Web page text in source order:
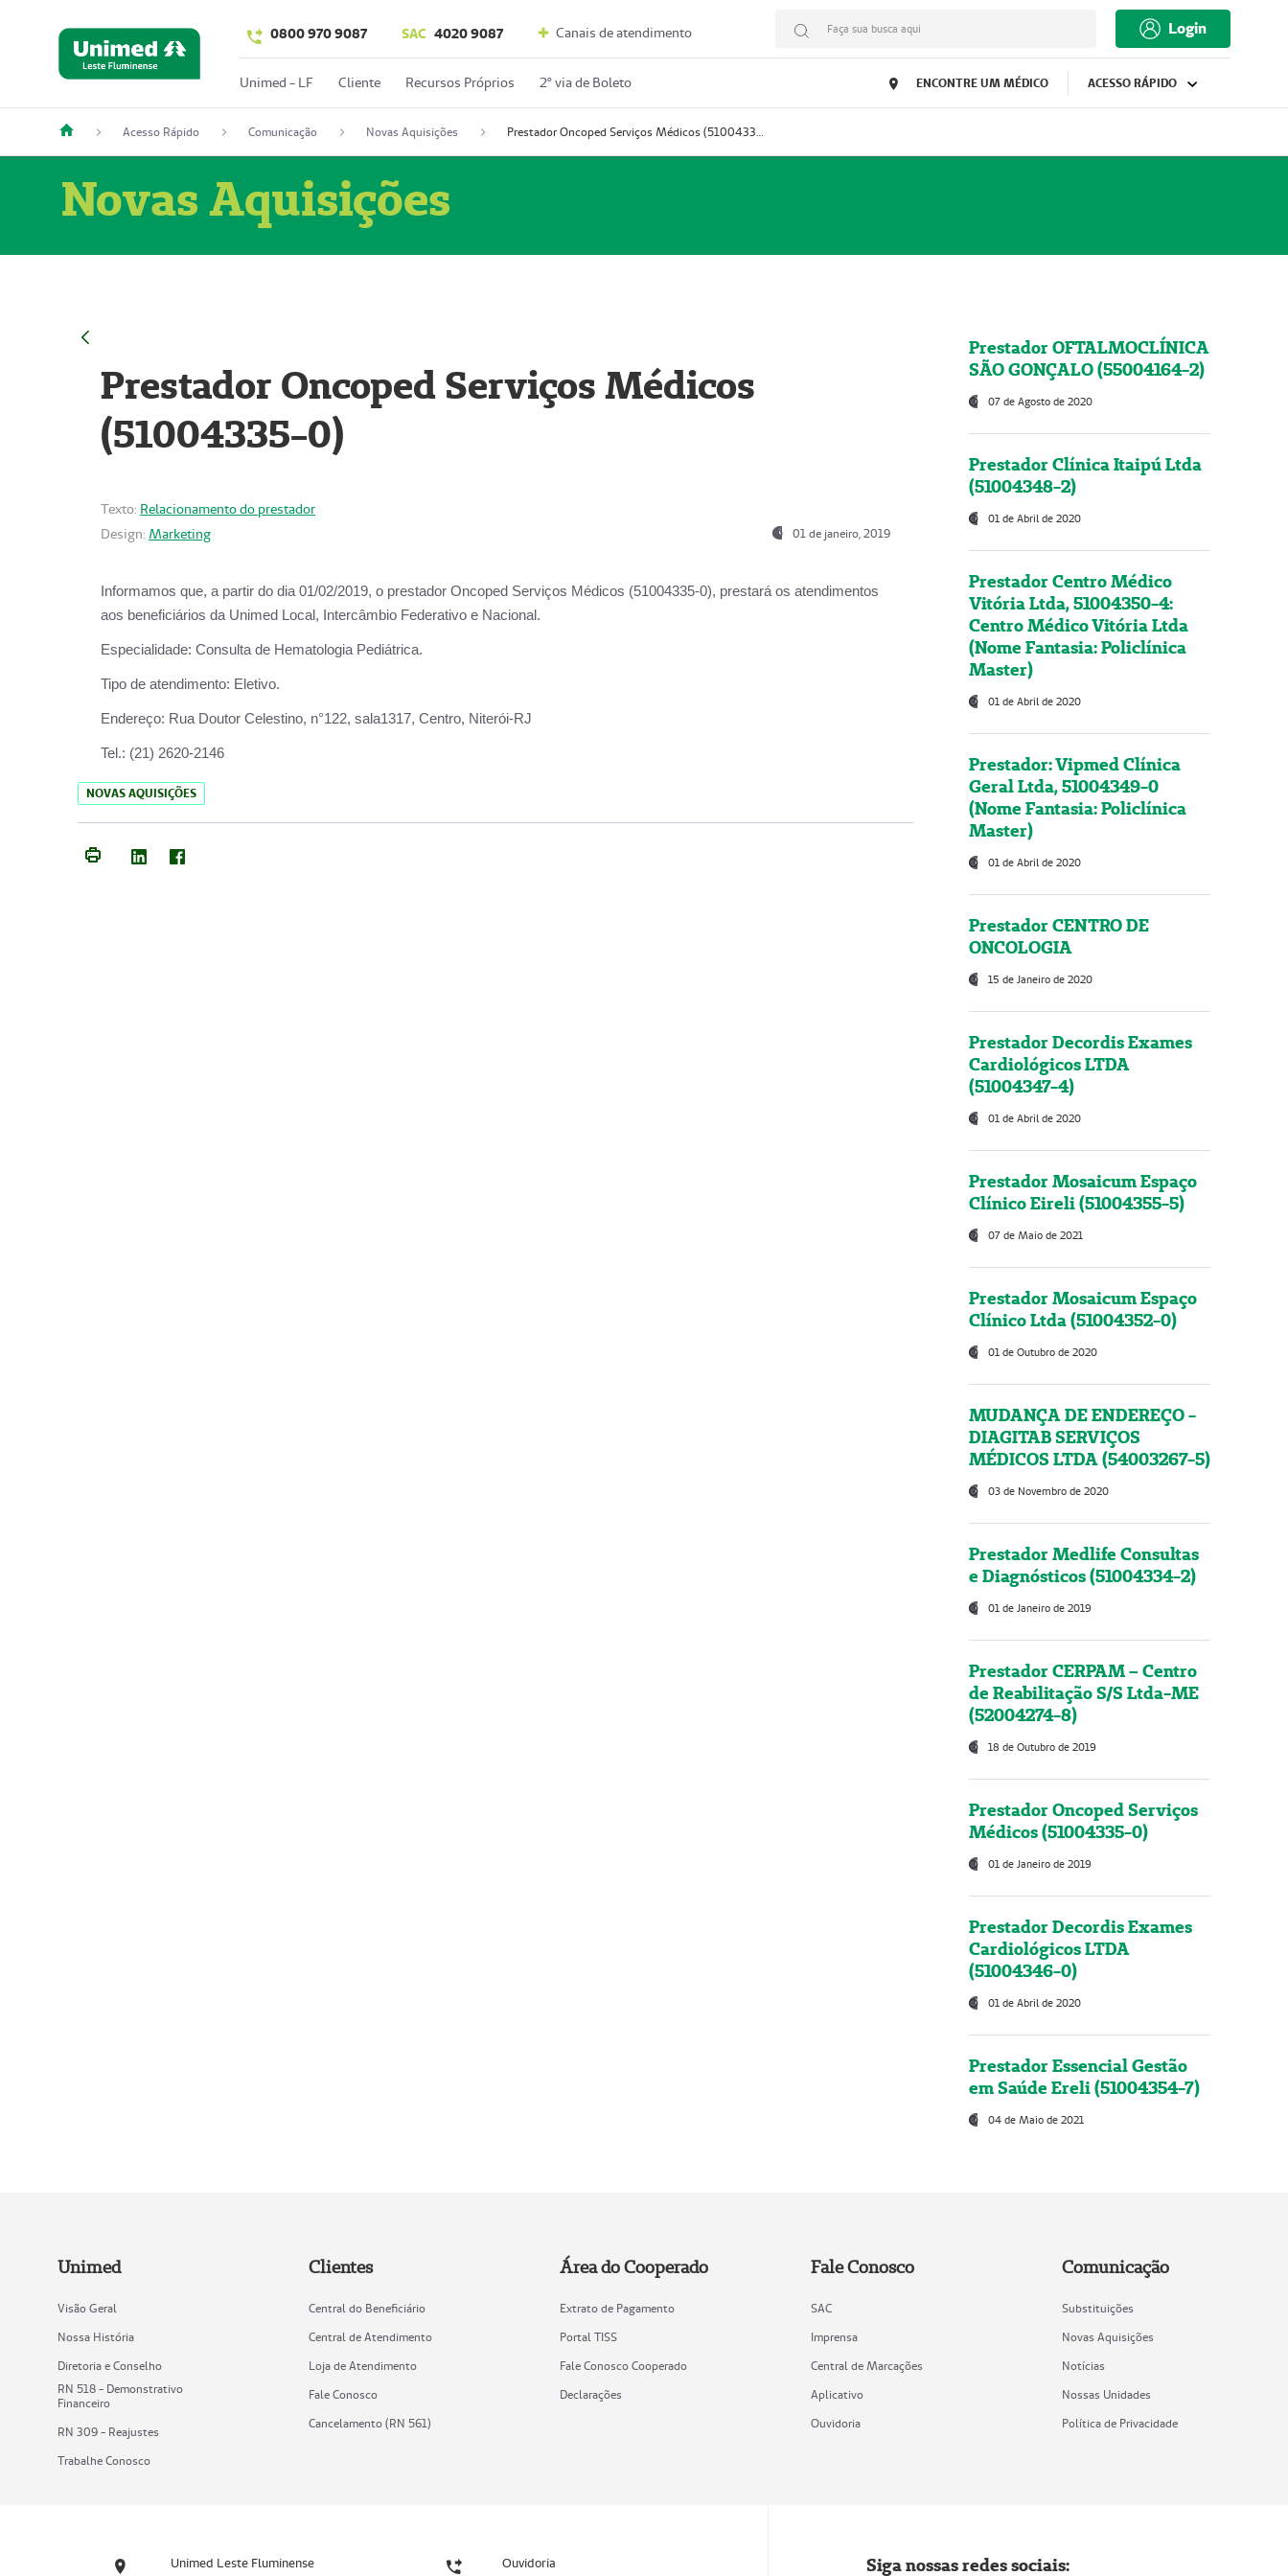
0800 970 9087 SAC 4020 9087 Canais de atendimento Faça sua busca aqui Login
Unimed - LF Cliente Recursos Próprios 2º via de Boleto ENCONTRE UM MÉDICO ACESSO RÁPIDO
Acesso Rápido Comunicação Novas Aquisições Prestador Oncoped Serviços Médicos (51004335-0)
Novas Aquisições
Prestador Oncoped Serviços Médicos
(51004335-0)
Texto: Relacionamento do prestador
Design: Marketing 01 de janeiro, 2019
Informamos que, a partir do dia 01/02/2019, o prestador Oncoped Serviços Médicos (51004335-0), prestará os atendimentos
aos beneficiários da Unimed Local, Intercâmbio Federativo e Nacional.
Especialidade: Consulta de Hematologia Pediátrica.
Tipo de atendimento: Eletivo.
Endereço: Rua Doutor Celestino, n°122, sala1317, Centro, Niterói-RJ
Tel.: (21) 2620-2146
NOVAS AQUISIÇÕES
Prestador OFTALMOCLÍNICA
SÃO GONÇALO (55004164-2)
07 de Agosto de 2020
Prestador Clínica Itaipú Ltda
(51004348-2)
01 de Abril de 2020
Prestador Centro Médico
Vitória Ltda, 51004350-4:
Centro Médico Vitória Ltda
(Nome Fantasia: Policlínica
Master)
01 de Abril de 2020
Prestador: Vipmed Clínica
Geral Ltda, 51004349-0
(Nome Fantasia: Policlínica
Master)
01 de Abril de 2020
Prestador CENTRO DE
ONCOLOGIA
15 de Janeiro de 2020
Prestador Decordis Exames
Cardiológicos LTDA
(51004347-4)
01 de Abril de 2020
Prestador Mosaicum Espaço
Clínico Eireli (51004355-5)
07 de Maio de 2021
Prestador Mosaicum Espaço
Clínico Ltda (51004352-0)
01 de Outubro de 2020
MUDANÇA DE ENDEREÇO -
DIAGITAB SERVIÇOS
MÉDICOS LTDA (54003267-5)
03 de Novembro de 2020
Prestador Medlife Consultas
e Diagnósticos (51004334-2)
01 de Janeiro de 2019
Prestador CERPAM – Centro
de Reabilitação S/S Ltda-ME
(52004274-8)
18 de Outubro de 2019
Prestador Oncoped Serviços
Médicos (51004335-0)
01 de Janeiro de 2019
Prestador Decordis Exames
Cardiológicos LTDA
(51004346-0)
01 de Abril de 2020
Prestador Essencial Gestão
em Saúde Ereli (51004354-7)
04 de Maio de 2021
Unimed
Visão Geral
Nossa História
Diretoria e Conselho
RN 518 - Demonstrativo
Financeiro
RN 309 - Reajustes
Trabalhe Conosco
Clientes
Central do Beneficiário
Central de Atendimento
Loja de Atendimento
Fale Conosco
Cancelamento (RN 561)
Área do Cooperado
Extrato de Pagamento
Portal TISS
Fale Conosco Cooperado
Declarações
Fale Conosco
SAC
Imprensa
Central de Marcações
Aplicativo
Ouvidoria
Comunicação
Substituições
Novas Aquisições
Notícias
Nossas Unidades
Política de Privacidade
Unimed Leste Fluminense Ouvidoria Siga nossas redes sociais: